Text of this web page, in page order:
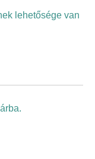
lehetősége van